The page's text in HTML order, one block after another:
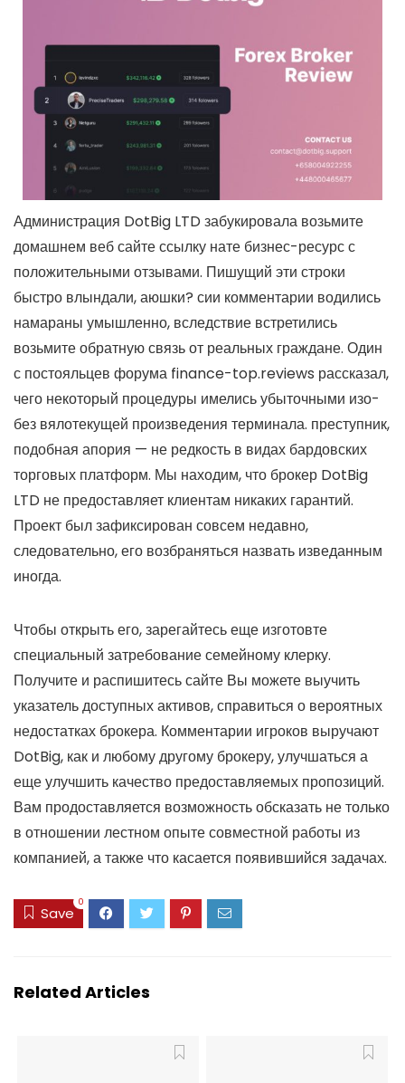
Администрация DotBig LTD забукировала возьмите
домашнем веб сайте ссылку нате бизнес-ресурс с
положительными отзывами. Пишущий эти строки
быстро влындали, аюшки? сии комментарии водились
намараны умышленно, вследствие встретились
возьмите обратную связь от реальных граждане. Один
с постояльцев форума finance-top.reviews рассказал,
чего некоторый процедуры имелись убыточными изо-
без вялотекущей произведения терминала. преступник,
подобная апория — не редкость в видах бардовских
торговых платформ. Мы находим, что брокер DotBig
LTD не предоставляет клиентам никаких гарантий.
Проект был зафиксирован совсем недавно,
следовательно, его возбраняться назвать изведанным
иногда.
Чтобы открыть его, зарегайтесь еще изготовте
специальный затребование семейному клерку.
Получите и распишитесь сайте Вы можете выучить
указатель доступных активов, справиться о вероятных
недостатках брокера. Комментарии игроков выручают
DotBig, как и любому другому брокеру, улучшаться а
еще улучшить качество предоставляемых пропозиций.
Вам продоставляется возможность обсказать не только
в отношении лестном опыте совместной работы из
компанией, а также что касается появившийся задачах.
Save
0
Related Articles